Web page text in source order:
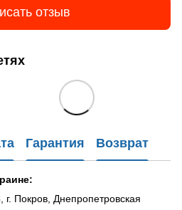
отзыв
Гарантия Возврат
Покров, Днепропетровская